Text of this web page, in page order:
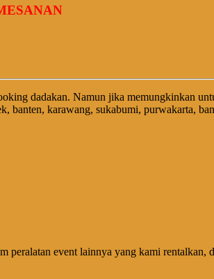
dadakan. Namun jika memungkinkan
karawang, sukabumi, purwakarta,
peralatan event lainnya yang kami rentalkan,